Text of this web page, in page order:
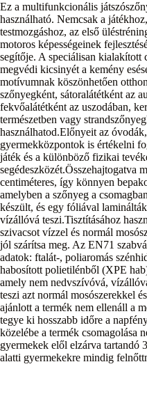
Ez a multifunkcionális
használható. Nemcsak a
testmozgáshoz, az első
motoros képességeinek
segítője. A speciálisan kialakított
megvédi kicsinyét a kemény
motívumnak köszönhetően
szőnyegként, sátoralátétként az
fekvőalátétként az uszodában,
természetben vagy
használhatod.Előnyeit az
gyermekközpontok is értékelni
játék és a különböző fizikai
segédeszközét.Összehajtogatva
centiméteres, így könnyen
amelyben a szőnyeg a
készült, és egy fóliával
vízállóvá teszi.Tisztításához
szivacsot vízzel és normál
jól szárítsa meg. Az EN71
adatok: ftalát-, poliaromás
habosított polietilénből (XPE
amely nem nedvszívóvá,
teszi azt normál mosószerekkel
ajánlott a termék nem ellenáll a
tegye ki hosszabb időre a
közelébe a termék csomagolása
gyermekek elől elzárva tartandó
alatti gyermekekre mindig